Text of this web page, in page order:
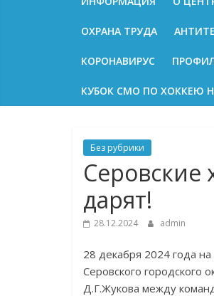
ОХРАНА ТРУДА
КОРОНАВИРУС
КУБОК СМО ПО ХОККЕЮ
Без рубрики
Серовские
дарят!
28.12.2024 admin
28 декабря 2024 года
Серовского городского
Д.Г.Жукова между